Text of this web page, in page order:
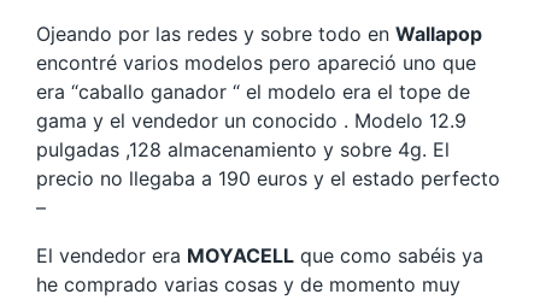
Ojeando por las redes y sobre todo en Wallapop
encontré varios modelos pero apareció uno que
era “caballo ganador “ el modelo era el tope de
gama y el vendedor un conocido . Modelo 12.9
pulgadas ,128 almacenamiento y sobre 4g. El
precio no llegaba a 190 euros y el estado perfecto
–
El vendedor era MOYACELL que como sabéis ya
he comprado varias cosas y de momento muy